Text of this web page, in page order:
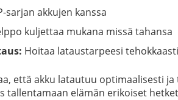
sarjan akkujen kanssa
kuljettaa mukana missä tahansa
Hoitaa lataustarpeesi tehokkaasti
että akku latautuu optimaalisesti
tallentamaan elämän erikoiset